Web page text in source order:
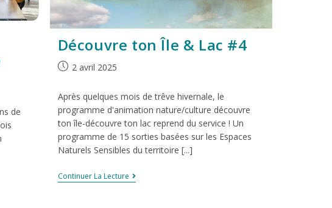
de
Découvre ton Île & Lac #4
2 avril 2025
Après quelques mois de trêve hivernale, le
programme d'animation nature/culture découvre
ton île-découvre ton lac reprend du service ! Un
programme de 15 sorties basées sur les Espaces
Naturels Sensibles du territoire [...]
Continuer La Lecture